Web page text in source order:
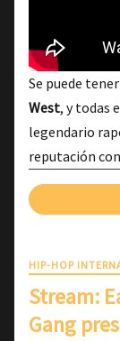
Se puede
West, y todas
legendario
reputación
HIP-HOP
Stream:
Gang